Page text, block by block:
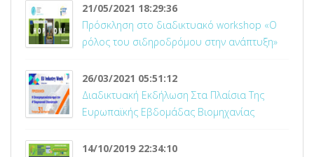
21/05/2021 18:29:36
Πρόσκληση στο διαδικτυακό workshop «Ο
ρόλος του σιδηροδρόμου στην ανάπτυξη»
26/03/2021 05:51:12
Διαδικτυακή Εκδήλωση Στα Πλαίσια Της
Ευρωπαϊκής Εβδομάδας Βιομηχανίας
14/10/2019 22:34:10